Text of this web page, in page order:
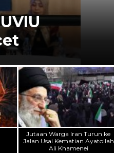
Jutaan Warga Iran Turun ke
Jalan Usai Kematian Ayatollah
Ali Khamenei